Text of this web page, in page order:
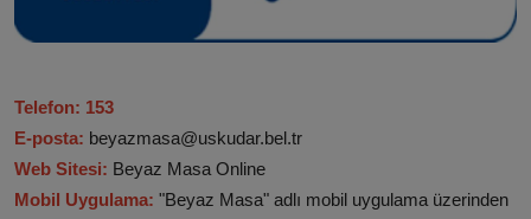
Telefon: 153
E-posta: beyazmasa@uskudar.bel.tr
Web Sitesi: Beyaz Masa Online
Mobil Uygulama: "Beyaz Masa" adlı mobil uygulama üzerinden